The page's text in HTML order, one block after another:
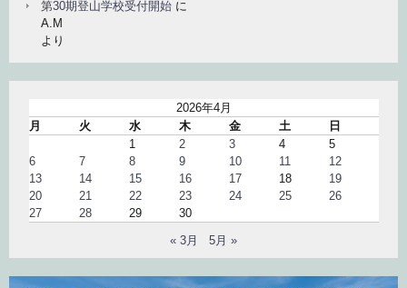
第30期登山学校受付開始 に
A.M
より
2026年4月
月
火 水 木 金 土
日
1
2 3 4
5
6
7 8 9 10 11
12
13
14 15 16 17 18
19
20
21 22 23 24 25
26
27
28 29
30
« 3月
5月 »